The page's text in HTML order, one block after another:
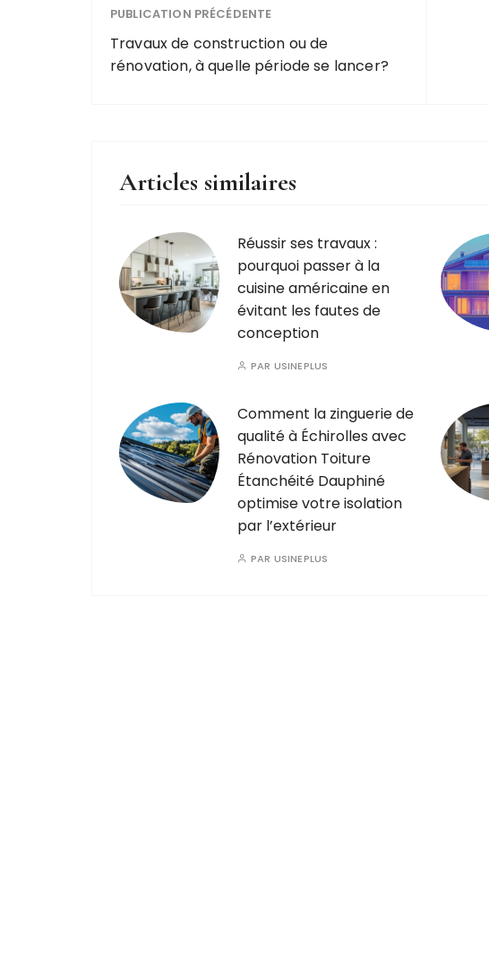
période se
lancer?
PUBLICATION PRÉCÉDENTE
Travaux de construction ou de
rénovation, à quelle période se lancer?
Articles similaires
Réussir ses travaux :
pourquoi passer à la
cuisine américaine en
évitant les fautes de
conception
PAR USINEPLUS
Comment la zinguerie de
qualité à Échirolles avec
Rénovation Toiture
Étanchéité Dauphiné
optimise votre isolation
par l’extérieur
PAR USINEPLUS